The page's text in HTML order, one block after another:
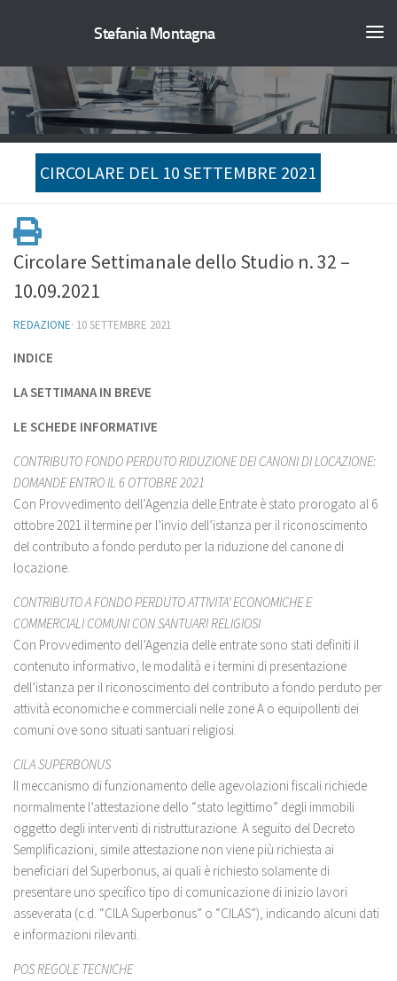
Stefania Montagna
CIRCOLARE DEL 10 SETTEMBRE 2021
Circolare Settimanale dello Studio n. 32 –
10.09.2021
REDAZIONE· 10 SETTEMBRE 2021
INDICE
LA SETTIMANA IN BREVE
LE SCHEDE INFORMATIVE
CONTRIBUTO FONDO PERDUTO RIDUZIONE DEI CANONI DI LOCAZIONE:
DOMANDE ENTRO IL 6 OTTOBRE 2021
Con Provvedimento dell’Agenzia delle Entrate è stato prorogato al 6
ottobre 2021 il termine per l’invio dell’istanza per il riconoscimento
del contributo a fondo perduto per la riduzione del canone di
locazione.
CONTRIBUTO A FONDO PERDUTO ATTIVITA’ ECONOMICHE E
COMMERCIALI COMUNI CON SANTUARI RELIGIOSI
Con Provvedimento dell’Agenzia delle entrate sono stati definiti il
contenuto informativo, le modalità e i termini di presentazione
dell’istanza per il riconoscimento del contributo a fondo perduto per
attività economiche e commerciali nelle zone A o equipollenti dei
comuni ove sono situati santuari religiosi.
CILA SUPERBONUS
Il meccanismo di funzionamento delle agevolazioni fiscali richiede
normalmente l’attestazione dello “stato legittimo” degli immobili
oggetto degli interventi di ristrutturazione. A seguito del Decreto
Semplificazioni, simile attestazione non viene più richiesta ai
beneficiari del Superbonus, ai quali è richiesto solamente di
presentare uno specifico tipo di comunicazione di inizio lavori
asseverata (c.d. “CILA Superbonus” o “CILAS”), indicando alcuni dati
e informazioni rilevanti.
POS REGOLE TECNICHE